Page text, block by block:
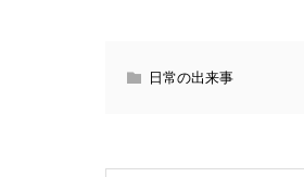
日常の出来事